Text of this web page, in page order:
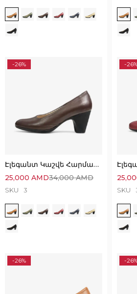
-26%
Էլեգանտ Կաշվե Հարմարավետ Կոշիկներ
34,000AMD
25,000 AMD
SKU 3
-
SKU
-26% -